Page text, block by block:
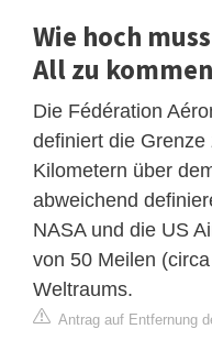
Wie hoch
All zu
Die Fédération
definiert die
Kilometern über
abweichend
NASA und die US
von 50 Meilen
Weltraums.
Antrag auf Entfernung